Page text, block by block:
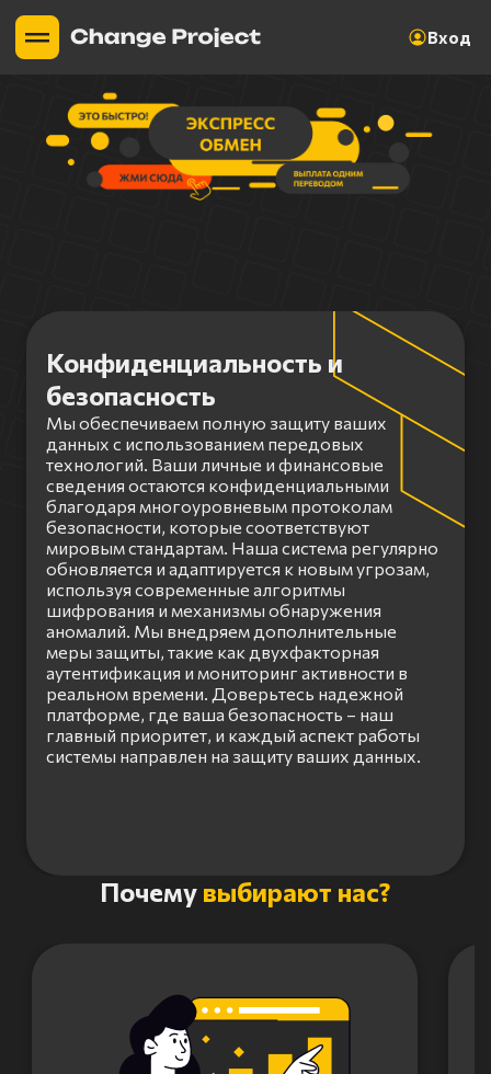
Вход
Конфиденциальность и
безопасность
Мы обеспечиваем полную защиту ваших
данных с использованием передовых
технологий. Ваши личные и финансовые
сведения остаются конфиденциальными
благодаря многоуровневым протоколам
безопасности, которые соответствуют
мировым стандартам. Наша система регулярно
обновляется и адаптируется к новым угрозам,
используя современные алгоритмы
шифрования и механизмы обнаружения
аномалий. Мы внедряем дополнительные
меры защиты, такие как двухфакторная
аутентификация и мониторинг активности в
реальном времени. Доверьтесь надежной
платформе, где ваша безопасность – наш
главный приоритет, и каждый аспект работы
системы направлен на защиту ваших данных.
Почему выбирают нас?